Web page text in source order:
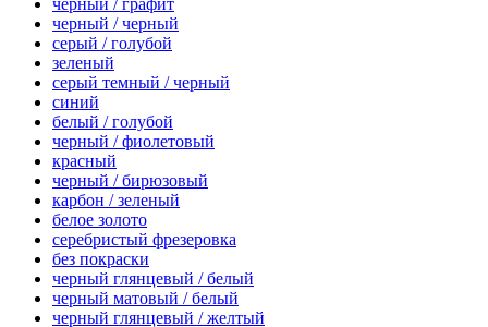
черный / графит
черный / черный
серый / голубой
зеленый
серый темный / черный
синий
белый / голубой
черный / фиолетовый
красный
черный / бирюзовый
карбон / зеленый
белое золото
серебристый фрезеровка
без покраски
черный глянцевый / белый
черный матовый / белый
черный глянцевый / желтый